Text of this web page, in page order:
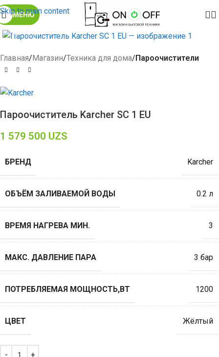
Skip to main content
МЕНЮ
Click to enlarge
Главная Магазин Техника для дома Пароочистители
Пароочиститель Karcher SC 1 EU
1 579 500 UZS
БРЕНД Karcher
ОБЪЁМ ЗАЛИВАЕМОЙ ВОДЫ 0.2 л
ВРЕМЯ НАГРЕВА МИН. 3
МАКС. ДАВЛЕНИЕ ПАРА 3 бар
ПОТРЕБЛЯЕМАЯ МОЩНОСТЬ,ВТ 1200
ЦВЕТ Жёлтый